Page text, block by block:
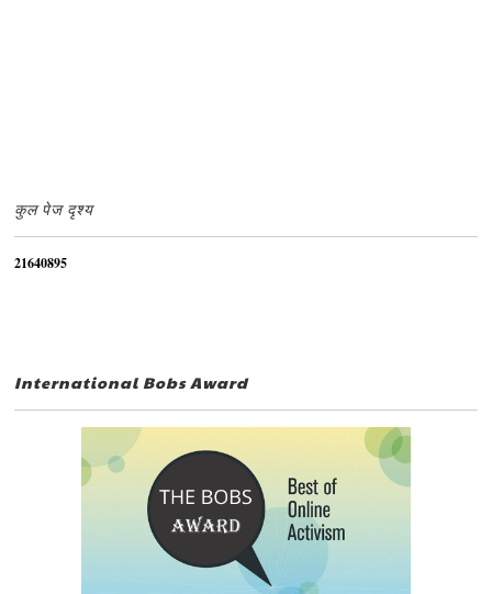
कुल पेज दृश्य
21640895
International Bobs Award